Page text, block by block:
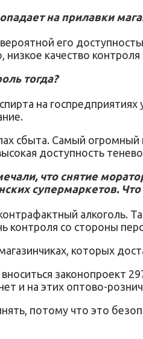
на прилавки
его
низкое качество
тогда?
на
сбыта. Самый
доступность
что снятие
супермаркетов.
алкоголь.
контроля со стороны
которых
законопроект
и на этих оптово-
потому что это